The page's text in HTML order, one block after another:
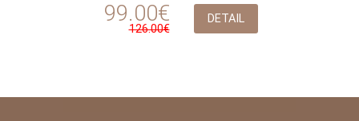
99.00€
126.00€
DETAIL